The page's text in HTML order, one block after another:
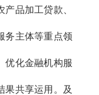
品加工贷款、
务主体等重点领
优化金融机构服
果共享运用。及